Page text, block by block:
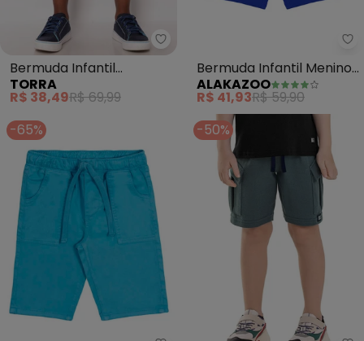
Torra - Bermuda Infantil
Bermuda Infantil
Texturizada Estampa Surf
(Azul)
TORRA
R$ 38,49R$ 69,99
Bermuda Infantil Menino
em Moletom Básica
(Azul)
ALAKAZOO
R$ 41,93R$ 59,90
-65%
-50%